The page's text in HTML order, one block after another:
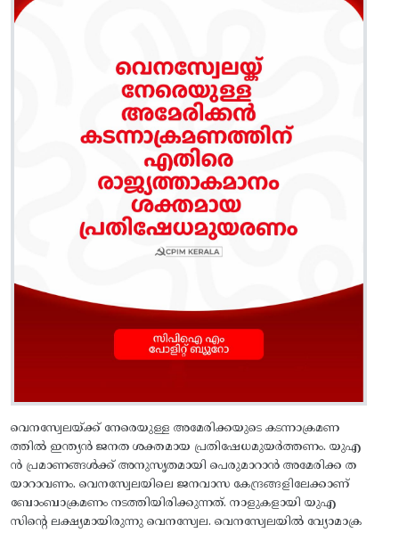
വെനസ്വേലയ്ക്ക് നേരെയുള്ള അമേരിക്കയുടെ കടന്നാക്രമണ
ത്തിൽ ഇന്ത്യൻ ജനത ശക്തമായ പ്രതിഷേധമുയർത്തണം. യുഎ
ൻ പ്രമാണങ്ങൾക്ക് അനുസൃതമായി പെരുമാറാൻ അമേരിക്ക ത
യാറാവണം. വെനസ്വേലയിലെ ജനവാസ കേന്ദ്രങ്ങളിലേക്കാണ്
ബോംബാക്രമണം നടത്തിയിരിക്കുന്നത്. നാളുകളായി യുഎ
സിൻ്റെ ലക്ഷ്യമായിരുന്നു വെനസ്വേല. വെനസ്വേലയിൽ വ്യോമാ​ക്ര